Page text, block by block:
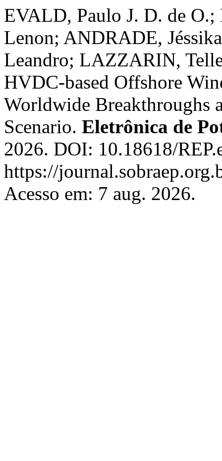
EVALD, Paulo J. D. de
Lenon; ANDRADE,
Leandro; LAZZARIN,
HVDC-based Offshore
Worldwide Breakthroughs
Scenario. Eletrônica de
2026. DOI: 10.18618/
https://
Acesso em: 7 aug. 2026.